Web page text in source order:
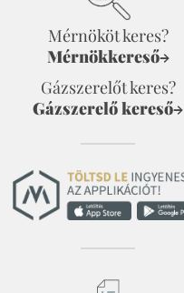
Mérnököt keres?
Mérnökkereső→
Gázszerelőt keres?
Gázszerelő kereső→